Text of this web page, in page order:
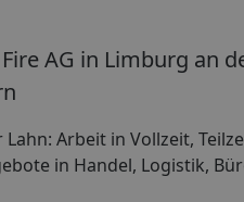
AG in Limburg an
Lahn: Arbeit in Vollzeit,
in Handel, Logistik,